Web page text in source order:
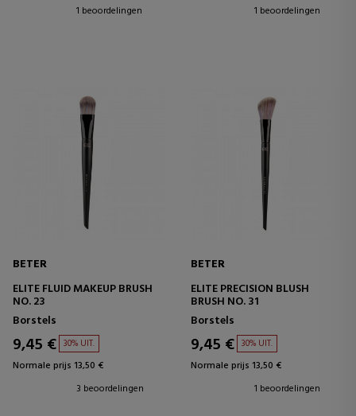
1 beoordelingen
1 beoordelingen
BETER
ELITE FLUID MAKEUP BRUSH
NO. 23
Borstels
9,45 € 30% UIT.
Normale prijs 13,50 €
3 beoordelingen
BETER
ELITE PRECISION BLUSH
BRUSH NO. 31
Borstels
9,45 € 30% UIT.
Normale prijs 13,50 €
1 beoordelingen